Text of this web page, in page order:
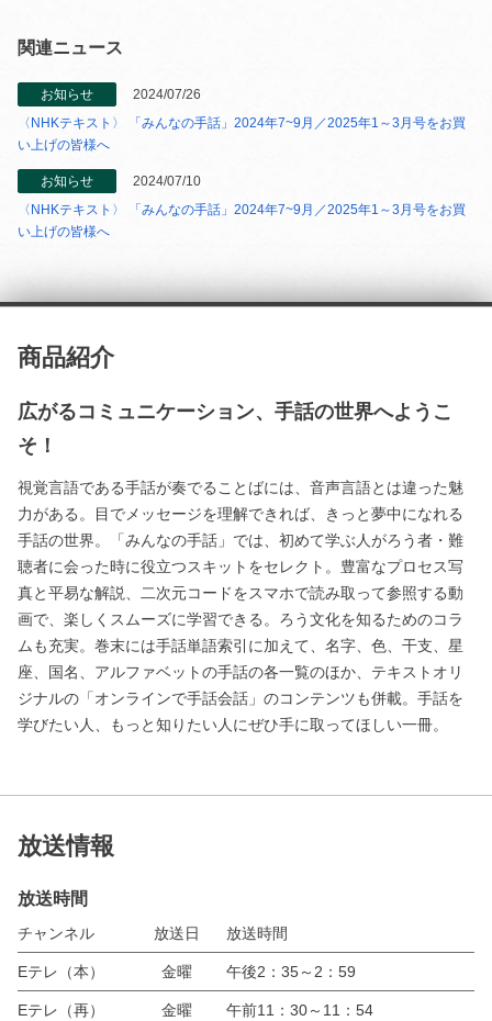
関連ニュース
お知らせ
2024/07/26
〈NHKテキスト〉 「みんなの手話」2024年7~9月／2025年1～3月号をお買
い上げの皆様へ
お知らせ
2024/07/10
〈NHKテキスト〉 「みんなの手話」2024年7~9月／2025年1～3月号をお買
い上げの皆様へ
商品紹介
広がるコミュニケーション、手話の世界へようこ
そ！
視覚言語である手話が奏でることばには、音声言語とは違った魅
力がある。目でメッセージを理解できれば、きっと夢中になれる
手話の世界。「みんなの手話」では、初めて学ぶ人がろう者・難
聴者に会った時に役立つスキットをセレクト。豊富なプロセス写
真と平易な解説、二次元コードをスマホで読み取って参照する動
画で、楽しくスムーズに学習できる。ろう文化を知るためのコラ
ムも充実。巻末には手話単語索引に加えて、名字、色、干支、星
座、国名、アルファベットの手話の各一覧のほか、テキストオリ
ジナルの「オンラインで手話会話」のコンテンツも併載。手話を
学びたい人、もっと知りたい人にぜひ手に取ってほしい一冊。
放送情報
放送時間
チャンネル 放送日 放送時間
Eテレ（本） 金曜 午後2：35～2：59
Eテレ（再） 金曜 午前11：30～11：54